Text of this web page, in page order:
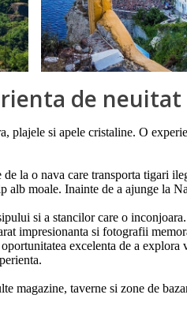
de neuitat
plajele si apele cristaline. O
la o nava care transporta tigari
moale. Inainte de a ajunge la
si a stancilor care o
impresionanta si fotografii
excelenta de a
magazine, taverne si zone de